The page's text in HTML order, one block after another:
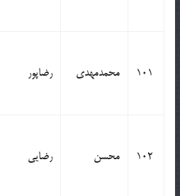
101 محمدمهدی رضاپور
102 محسن رضایی